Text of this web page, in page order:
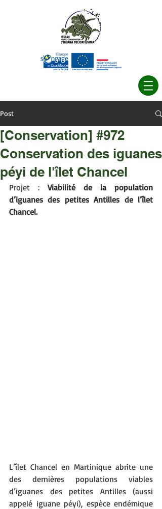
Post
[Conservation] #972
Conservation des iguanes
péyi de l'îlet Chancel
Projet : Viabilité de la population
d’iguanes des petites Antilles de l’îlet
Chancel.
L’îlet Chancel en Martinique abrite une
des dernières populations viables
d’iguanes des petites Antilles (aussi
appelé iguane péyi), espèce endémique